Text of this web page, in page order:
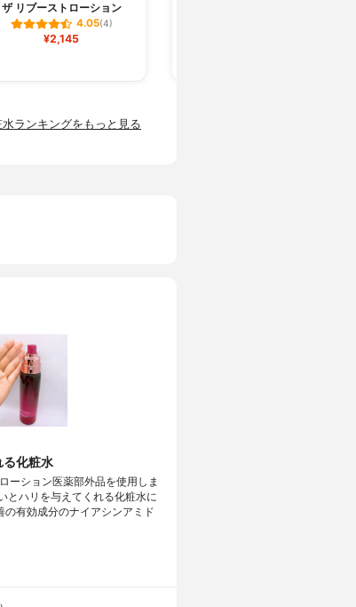
ザ リブーストローション
4.05(4)
¥2,145
水ランキングをもっと見る
る化粧水
ーション医薬部外品を使用しま
とハリを与えてくれる化粧水に
の有効成分のナイアシンアミド